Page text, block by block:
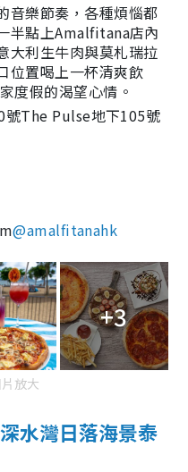
音樂節奏，各種煩惱都
半點上Amalfitana店內
大利生牛肉與莫札瑞拉
位置喝上一杯清爽飲
度假的渴望心情。
號The Pulse地下105號
@amalfitanahk
+3
放大
水灣日落海景泰